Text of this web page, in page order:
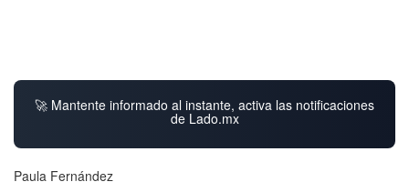
🚀 Mantente informado al instante, activa las notificaciones
de Lado.mx
Paula Fernández